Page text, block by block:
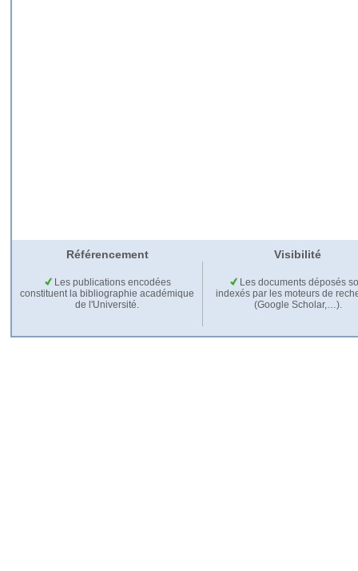
Référencement Visibilité
Les publications encodées
constituent la bibliographie académique
de l'Université.
Les documents déposés
indexés par les moteurs de
(Google Scholar,…).